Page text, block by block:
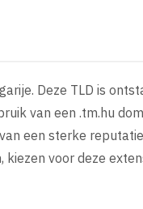
Deze TLD is
van een .tm.hu
een sterke
voor deze